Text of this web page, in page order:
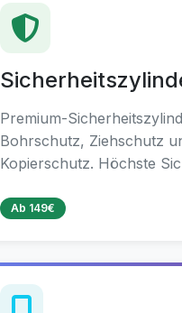
Premium-
Bohrschutz, Ziehschutz
Kopierschutz. Höchste
Ab 149€